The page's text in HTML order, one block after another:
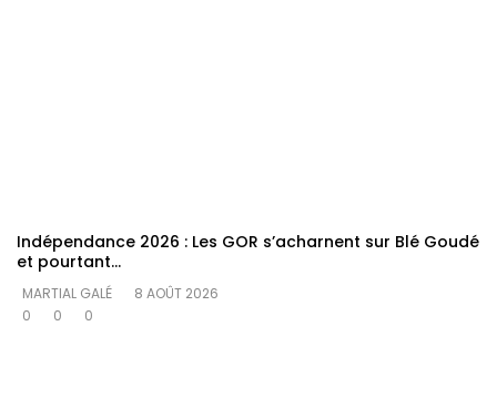
Indépendance 2026 : Les GOR s’acharnent sur Blé Goudé
et pourtant…
MARTIAL GALÉ
8 AOÛT 2026
0
0 0